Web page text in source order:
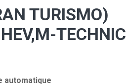
TURISMO)
TECHNIC
automatique